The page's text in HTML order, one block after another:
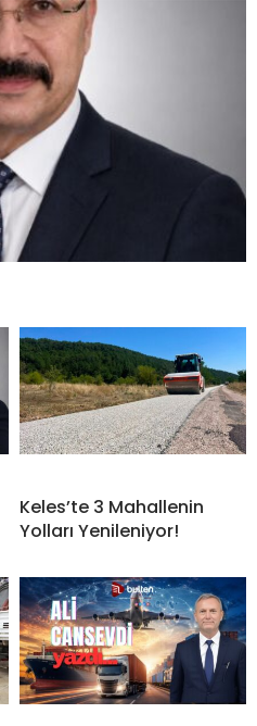
Keles’te 3 Mahallenin
Yolları Yenileniyor!